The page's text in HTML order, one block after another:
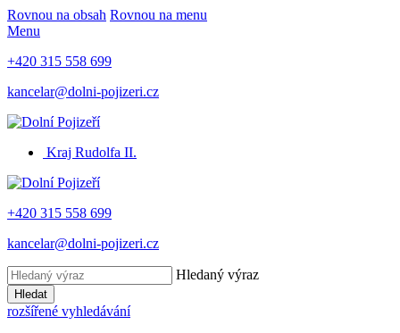
Rovnou na obsah Rovnou na menu
Menu
+420 315 558 699
kancelar@dolni-pojizeri.cz
Kraj Rudolfa II.
+420 315 558 699
kancelar@dolni-pojizeri.cz
Hledaný výraz
Hledat
rozšířené vyhledávání